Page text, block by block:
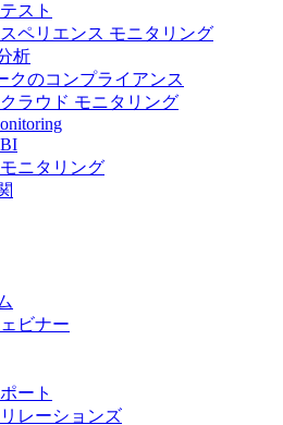
スト
ペリエンス モニタリング
析
クのコンプライアンス
ラウド モニタリング
ニタリング
ビナー
ート
レーションズ